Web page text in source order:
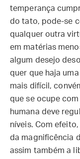
temperança
do tato, pode-se
qualquer outra
em matérias
algum desejo
quer que haja
mais difícil,
que se ocupe
humana deve
níveis. Com
da magnificência
assim também a